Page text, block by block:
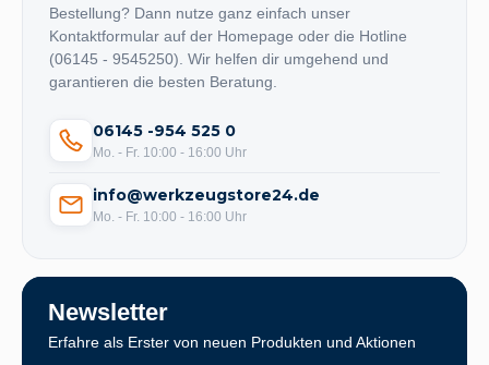
Bestellung? Dann nutze ganz einfach unser
Kontaktformular auf der Homepage oder die Hotline
(06145 - 9545250). Wir helfen dir umgehend und
garantieren die besten Beratung.
06145 -954 525 0
Mo. - Fr. 10:00 - 16:00 Uhr
info@werkzeugstore24.de
Mo. - Fr. 10:00 - 16:00 Uhr
Newsletter
Erfahre als Erster von neuen Produkten und Aktionen